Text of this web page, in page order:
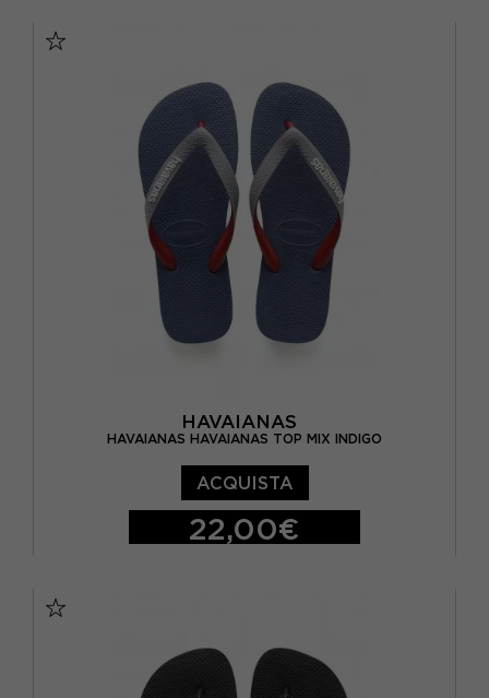
BRASIL 31/32 - EUR 33/34
BRASIL 33/34 - EUR 35/36
BRASIL 35/36 - EUR 37/38
BRASIL 39/40 - EUR 41/42
BRASIL 41/42 - EUR 43/44
BRASIL 43/44 - EUR 45/46
BRASIL 45/46 - EUR 47/48
HAVAIANAS
HAVAIANAS HAVAIANAS TOP MIX INDIGO
BRASIL 31/32 - EUR 33/34
ACQUISTA
22,00€